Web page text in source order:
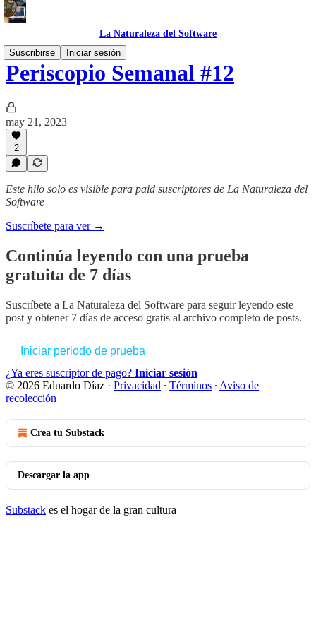
La Naturaleza del Software
Suscribirse
Iniciar sesión
Periscopio Semanal #12
may 21, 2023
2
Este hilo solo es visible para paid suscriptores de La Naturaleza del
Software
Suscríbete para ver →
Continúa leyendo con una prueba
gratuita de 7 días
Suscríbete a La Naturaleza del Software para seguir leyendo este
post y obtener 7 días de acceso gratis al archivo completo de posts.
Iniciar periodo de prueba
¿Ya eres suscriptor de pago? Iniciar sesión
© 2026 Eduardo Díaz · Privacidad ∙ Términos ∙ Aviso de
recolección
Crea tu Substack
Descargar la app
Substack es el hogar de la gran cultura